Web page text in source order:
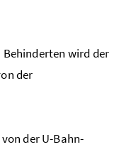
wird der
der
der U-Bahn-